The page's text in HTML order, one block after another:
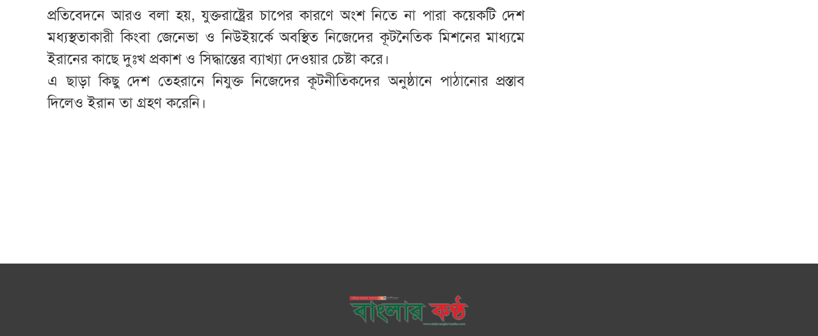
প্রতিবেদনে আরও বলা হয়, যুক্তরাষ্ট্রের চাপের কারণে অংশ নিতে না পারা কয়েকটি দেশ
মধ্যস্থতাকারী কিংবা জেনেভা ও নিউইয়র্কে অবস্থিত নিজেদের কূটনৈতিক মিশনের মাধ্যমে
ইরানের কাছে দুঃখ প্রকাশ ও সিদ্ধান্তের ব্যাখ্যা দেওয়ার চেষ্টা করে।
এ ছাড়া কিছু দেশ তেহরানে নিযুক্ত নিজেদের কূটনীতিকদের অনুষ্ঠানে পাঠানোর প্রস্তাব
দিলেও ইরান তা গ্রহণ করেনি।